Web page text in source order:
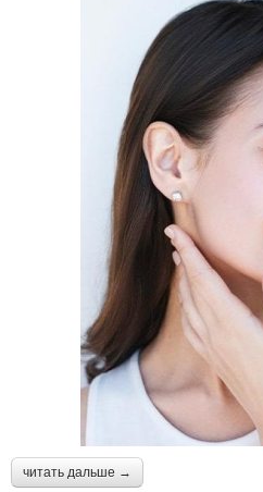
читать дальше →